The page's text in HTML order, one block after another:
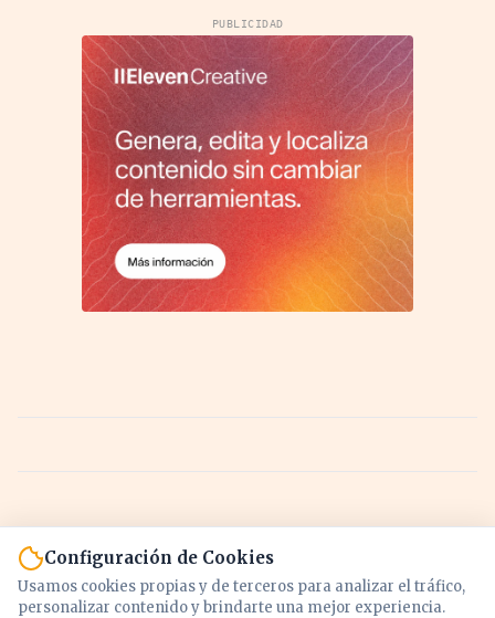
PUBLICIDAD
Configuración de Cookies
Usamos cookies propias y de terceros para analizar el tráfico,
personalizar contenido y brindarte una mejor experiencia.